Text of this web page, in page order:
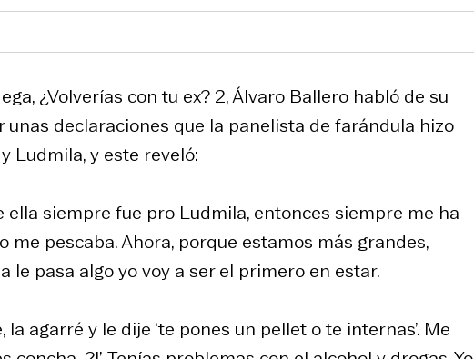
¿Volverías con tu ex? 2, Álvaro Ballero habló de su
declaraciones que la panelista de farándula hizo
Ludmila, y este reveló:
ella siempre fue pro Ludmila, entonces siempre me ha
pescaba. Ahora, porque estamos más grandes,
le pasa algo yo voy a ser el primero en estar.
agarré y le dije ‘te pones un pellet o te internas’. Me